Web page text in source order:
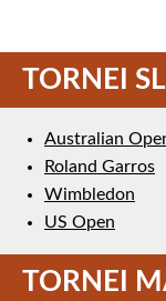
TORNEI
Australian
Roland Garros
Wimbledon
US Open
TORNEI